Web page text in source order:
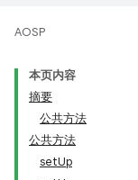
AOSP
本页内容
摘要
公共方法
公共方法
setUp